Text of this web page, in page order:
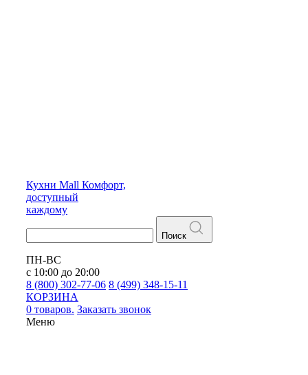
Кухни Mall Комфорт,
доступный
каждому
Поиск
ПН-ВС
с 10:00 до 20:00
8 (800) 302-77-06 8 (499) 348-15-11
КОРЗИНА
0 товаров. Заказать звонок
Меню